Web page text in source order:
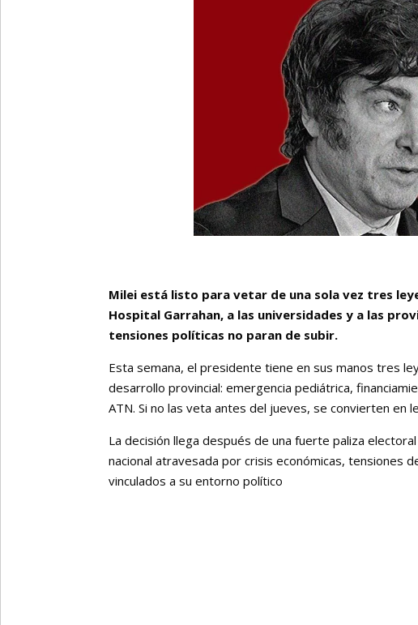
Milei está listo para vetar de una sola vez tres
Hospital Garrahan, a las universidades y a las
tensiones políticas no paran de subir.
Esta semana, el presidente tiene en sus manos tres
desarrollo provincial: emergencia pediátrica,
ATN. Si no las veta antes del jueves, se convierten en
La decisión llega después de una fuerte paliza
nacional atravesada por crisis económicas, tensiones
vinculados a su entorno político